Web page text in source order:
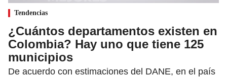
Tendencias
¿Cuántos departamentos existen en
Colombia? Hay uno que tiene 125
municipios
De acuerdo con estimaciones del DANE, en el país